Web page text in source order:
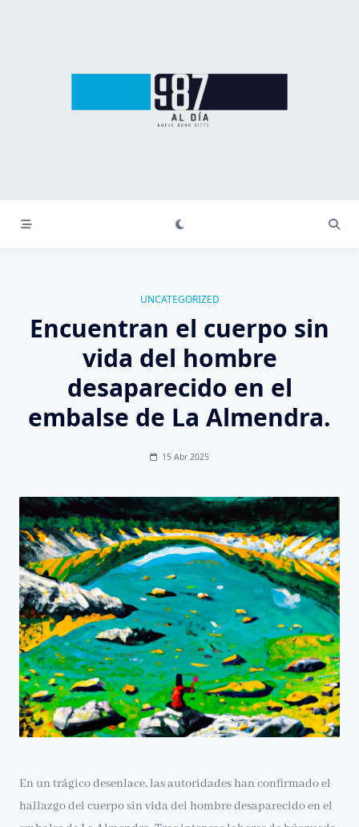
UNCATEGORIZED
Encuentran el cuerpo sin
vida del hombre
desaparecido en el
embalse de La Almendra.
15 Abr 2025
En un trágico desenlace, las autoridades han confirmado el
hallazgo del cuerpo sin vida del hombre desaparecido en el